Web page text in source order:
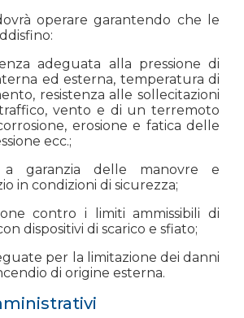
operare garantendo che le
adeguata alla pressione di
ed esterna, temperatura di
resistenza alle sollecitazioni
vento e di un terremoto
erosione e fatica delle
ecc.;
a garanzia delle manovre e
in condizioni di sicurezza;
contro i limiti ammissibili di
dispositivi di scarico e sfiato;
per la limitazione dei danni
di origine esterna.